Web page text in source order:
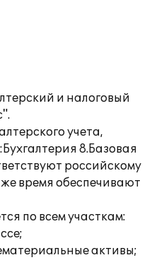
и налоговый
учета,
8.Базовая
российскому
время обеспечивают
по всем участкам:
активы;